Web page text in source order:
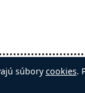
súborycookies.